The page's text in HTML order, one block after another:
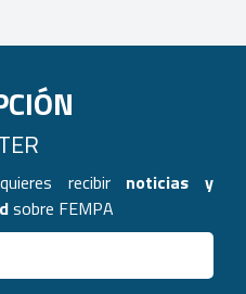
recibir noticias y
sobre FEMPA